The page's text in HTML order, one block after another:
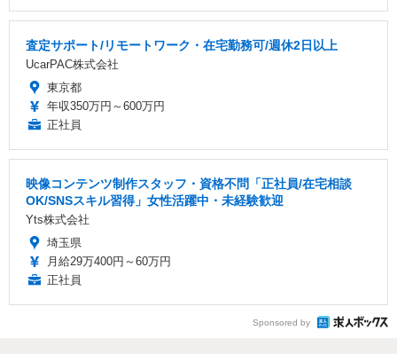
査定サポート/リモートワーク・在宅勤務可/週休2日以上
UcarPAC株式会社
東京都
年収350万円～600万円
正社員
映像コンテンツ制作スタッフ・資格不問「正社員/在宅相談
OK/SNSスキル習得」女性活躍中・未経験歓迎
Yts株式会社
埼玉県
月給29万400円～60万円
正社員
Sponsored by